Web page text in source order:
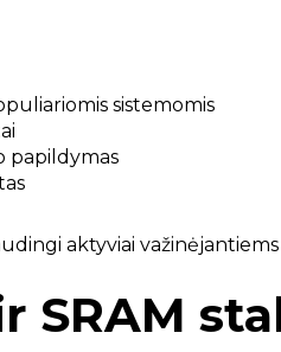
sistemomis
papildymas
aktyviai
SRAM